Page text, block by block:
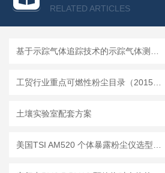
RELATED ARTICLES
土壤实验室配套方案